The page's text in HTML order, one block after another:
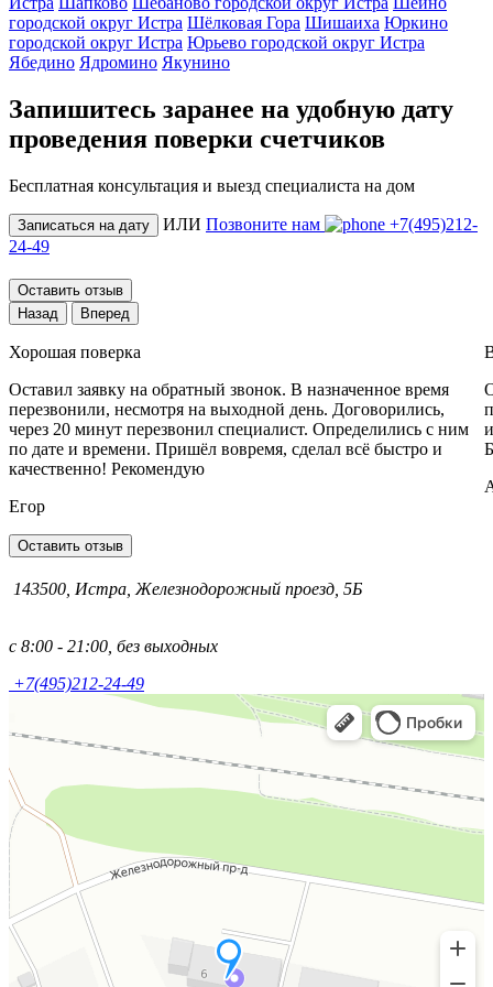
городской округ Истра Шёлковая Гора Шишаиха Юркино
городской округ Истра Юрьево городской округ Истра
Ябедино Ядромино Якунино
Запишитесь заранее на удобную дату
проведения поверки счетчиков
Бесплатная консультация и выезд специалиста на дом
Записаться на дату ИЛИ Позвоните нам
+7(495)212-
24-49
Оставить отзыв
Назад
Вперед
Хорошая поверка
Оставил заявку на обратный звонок. В назначенное время
перезвонили, несмотря на выходной день. Договорились,
через 20 минут перезвонил специалист. Определились с ним
по дате и времени. Пришёл вовремя, сделал всё быстро и
качественно! Рекомендую
Егор
Оставить отзыв
143500, Истра, Железнодорожный проезд, 5Б
с 8:00 - 21:00, без выходных
+7(495)212-24-49